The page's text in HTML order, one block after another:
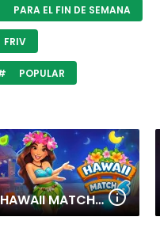
PARA EL FIN DE SEMANA
FRIV
POPULAR
HAWAII MATCH 6